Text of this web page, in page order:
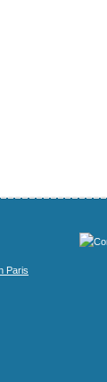
Paris